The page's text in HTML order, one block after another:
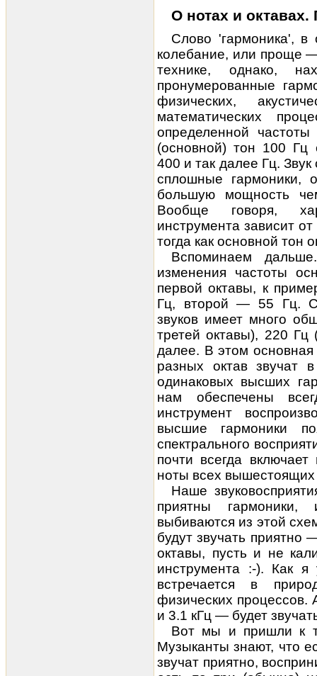
О нотах и
Слово 'гармоника', в
колебание, или проще
технике, однако,
пронумерованные
физических,
математических
определенной
(основной) тон 100 Гц
400 и так далее Гц.
сплошные гармоники,
большую мощность
Вообще говоря,
инструмента зависит
тогда как основной тон
Вспоминаем
изменения частоты
первой октавы, к
Гц, второй — 55 Гц.
звуков имеет много
третей октавы), 220
далее. В этом
разных октав звучат
одинаковых высших
нам обеспечены
инструмент
высшие гармоники
спектрального
почти всегда
ноты всех вышестоящих
Наше
приятны
выбиваются из этой
будут звучать приятно
октавы, пусть и не
инструмента :-). Как
встречается в
физических процессов.
и 3.1 кГц — будет
Вот мы и пришли к
Музыканты знают, что
звучат приятно,